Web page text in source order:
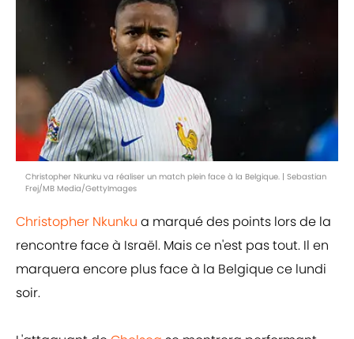
Christopher Nkunku va réaliser un match plein face à la Belgique. | Sebastian
Frej/MB Media/GettyImages
Christopher Nkunku a marqué des points lors de la
rencontre face à Israël. Mais ce n'est pas tout. Il en
marquera encore plus face à la Belgique ce lundi
soir.